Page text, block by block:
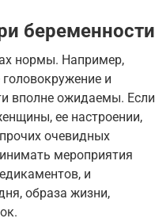
беременности
нормы. Например,
и
вполне ожидаемы. Если
ее настроении,
очевидных
мероприятия
и
образа жизни,